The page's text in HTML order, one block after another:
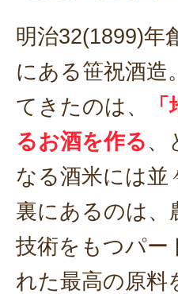
明治32(1899)年
にある笹祝酒造
てきたのは、
るお酒を作る 、
なる酒米には
裏にあるのは、
技術をもつパー
れた最高の原料